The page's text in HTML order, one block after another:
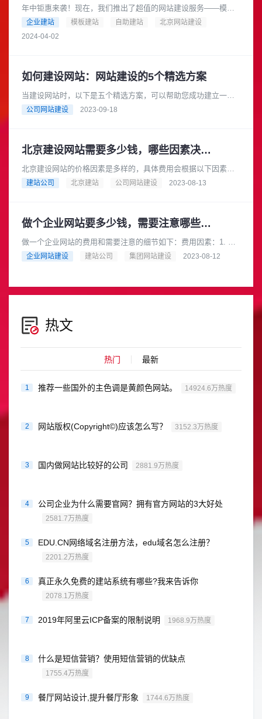
年中钜惠来袭！现在，我们推出了超值的网站建设服务——模板
自助建站，只需1000元起！是的，你没有听错，只要1000元，就
可以拥有一个专业的网......
企业建站 模板建站 自助建站
北京网站建设
2024-04-02
如何建设网站：网站建设的5个精选方案
当建设网站时，以下是五个精选方案，可以帮助您成功建立一个
专业、功能齐全的网站：确定网站目标和目标受众：在开始建设
公司网站建设 2023-09-18
北京建设网站需要多少钱，哪些因素决定价格？
北京建设网站的价格因素是多样的，具体费用会根据以下因素而
有所不同：1. 网站规模和功能：网站的规模和功能是影响价格的
建站公司 北京建站 公司网站建设 2023-08-13
做个企业网站要多少钱，需要注意哪些细节
做一个企业网站的费用和需要注意的细节如下：费用因素：1. 网
站设计和开发费用：这是建立企业网站最主要的费用。费用会根
企业网站建设 建站公司 集团网站建设 2023-08-12
热文
热门 最新
1 推荐一些国外的主色调是黄颜色网站。 14924.6万热度
2 网站版权(Copyright©)应该怎么写？ 3152.3万热度
3 国内做网站比较好的公司 2881.9万热度
4 公司企业为什么需要官网？拥有官方网站的3大好处
2581.7万热度
5 EDU.CN网络域名注册方法，edu域名怎么注册？
2201.2万热度
6 真正永久免费的建站系统有哪些?我来告诉你
2078.1万热度
7 2019年阿里云ICP备案的限制说明 1968.9万热度
8 什么是短信营销？使用短信营销的优缺点
1755.4万热度
9 餐厅网站设计,提升餐厅形象 1744.6万热度